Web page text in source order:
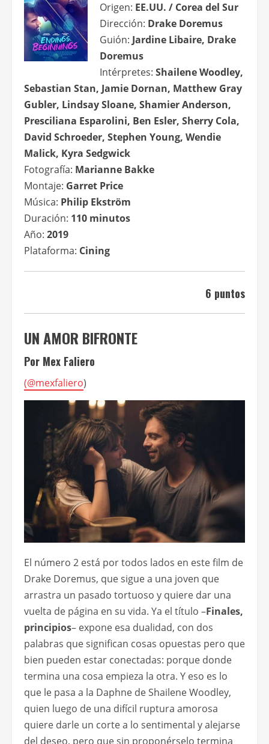
Origen: EE.UU. / Corea del Sur
Dirección: Drake Doremus
Guión: Jardine Libaire, Drake
Doremus
Intérpretes: Shailene Woodley,
Sebastian Stan, Jamie Dornan, Matthew Gray
Gubler, Lindsay Sloane, Shamier Anderson,
Presciliana Esparolini, Ben Esler, Sherry Cola,
David Schroeder, Stephen Young, Wendie
Malick, Kyra Sedgwick
Fotografía: Marianne Bakke
Montaje: Garret Price
Música: Philip Ekström
Duración: 110 minutos
Año: 2019
Plataforma: Cining
6 puntos
UN AMOR BIFRONTE
Por Mex Faliero
(@mexfaliero)
El número 2 está por todos lados en este film de
Drake Doremus, que sigue a una joven que
arrastra un pasado tortuoso y quiere dar una
vuelta de página en su vida. Ya el título –Finales,
principios– expone esa dualidad, con dos
palabras que significan cosas opuestas pero que
bien pueden estar conectadas: porque donde
termina una cosa empieza la otra. Y eso es lo
que le pasa a la Daphne de Shailene Woodley,
quien luego de una difícil ruptura amorosa
quiere darle un corte a lo sentimental y alejarse
del deseo, pero que sin proponérselo termina